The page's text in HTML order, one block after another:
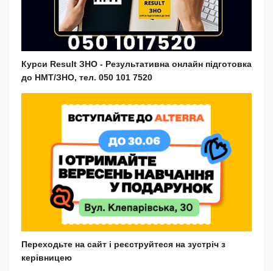
Курси Result ЗНО - Результативна онлайн підготовка
до НМТ/ЗНО, тел. 050 101 7520
Переходьте на сайт і реєструйтеся на зустріч з
керівницею